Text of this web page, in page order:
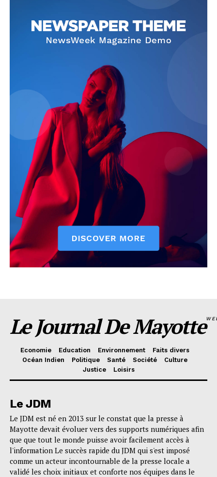
Le Journal De Mayotte
Economie Education Environnement
Faits divers
Océan Indien
Politique Santé Société
Culture
Justice
Loisirs
Le JDM
Le JDM est né en 2013 sur le constat que la presse à
Mayotte devait évoluer vers des supports numériques afin
que que tout le monde puisse avoir facilement accès à
l'information Le succès rapide du JDM qui s'est imposé
comme un acteur incontournable de la presse locale a
validé les choix initiaux et conforte nos équipes dans le